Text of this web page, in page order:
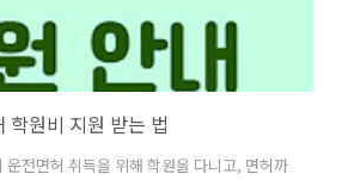
학원비 지원 받는 법
운전면허 취득을 위해 학원을 다니고, 면허까